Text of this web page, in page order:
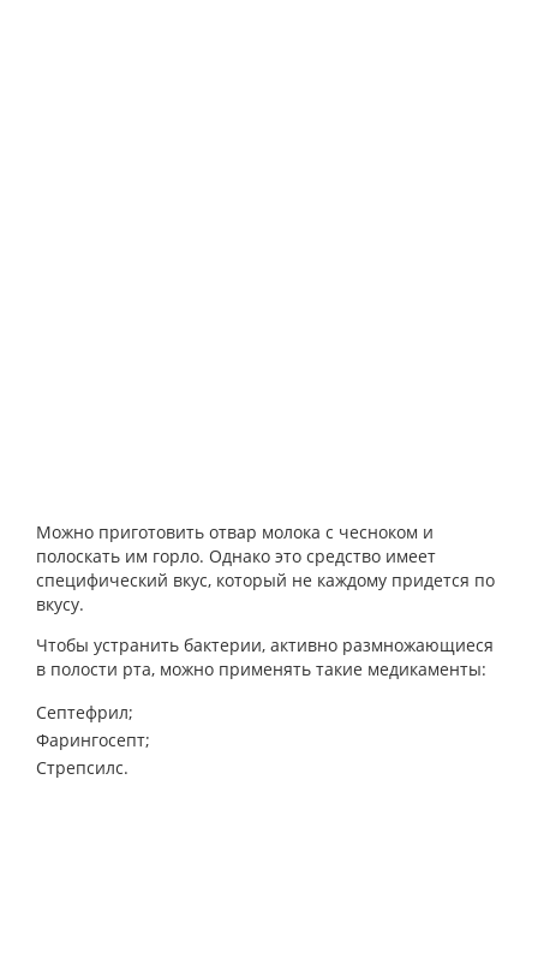
Можно приготовить отвар молока с чесноком и
полоскать им горло. Однако это средство имеет
специфический вкус, который не каждому придется по
вкусу.
Чтобы устранить бактерии, активно размножающиеся
в полости рта, можно применять такие медикаменты:
Септефрил;
Фарингосепт;
Стрепсилс.